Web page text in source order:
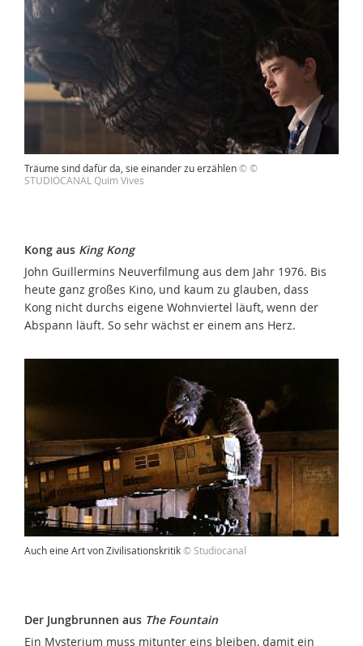
Träume sind dafür da, sie einander zu erzählen© ©
STUDIOCANAL Quim Vives
Kong aus King Kong
John Guillermins Neuverfilmung aus dem Jahr 1976. Bis
heute ganz großes Kino, und kaum zu glauben, dass
Kong nicht durchs eigene Wohnviertel läuft, wenn der
Abspann läuft. So sehr wächst er einem ans Herz.
Auch eine Art von Zivilisationskritik© Studiocanal
Der Jungbrunnen aus The Fountain
Ein Mysterium muss mitunter eins bleiben, damit ein